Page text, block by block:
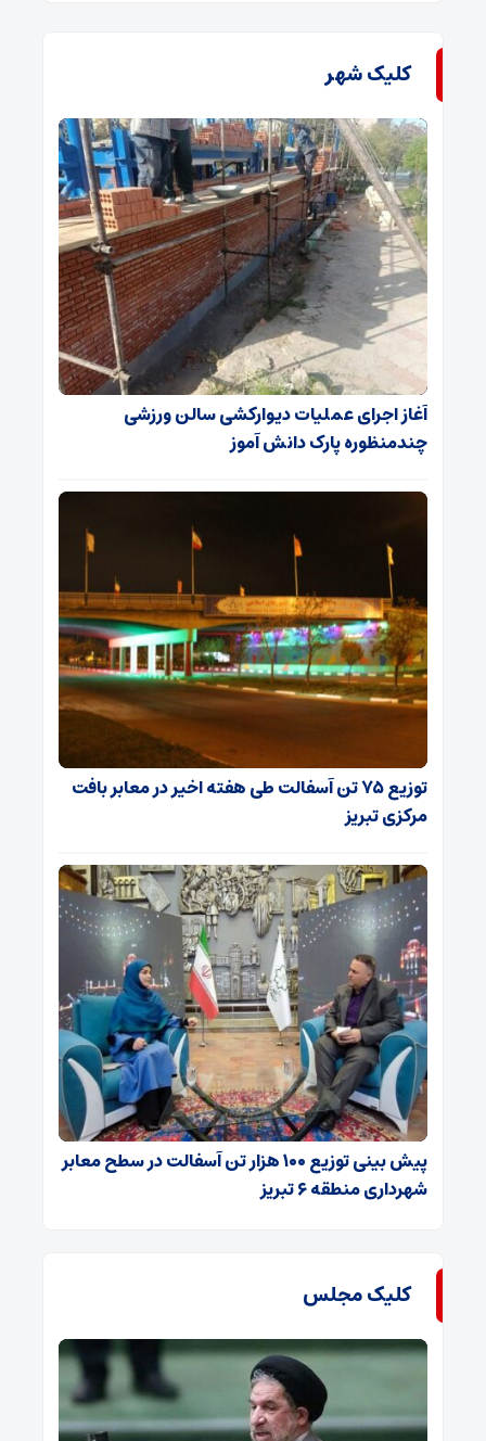
کلیک شهر
آغاز اجرای عملیات دیوارکشی سالن ورزشی
چندمنظوره پارک دانش آموز
توزیع ۷۵ تن آسفالت طی هفته اخیر در معابر بافت
مرکزی تبریز
پیش بینی توزیع ۱۰۰ هزار تن آسفالت در سطح معابر
شهرداری منطقه ۶ تبریز
کلیک مجلس